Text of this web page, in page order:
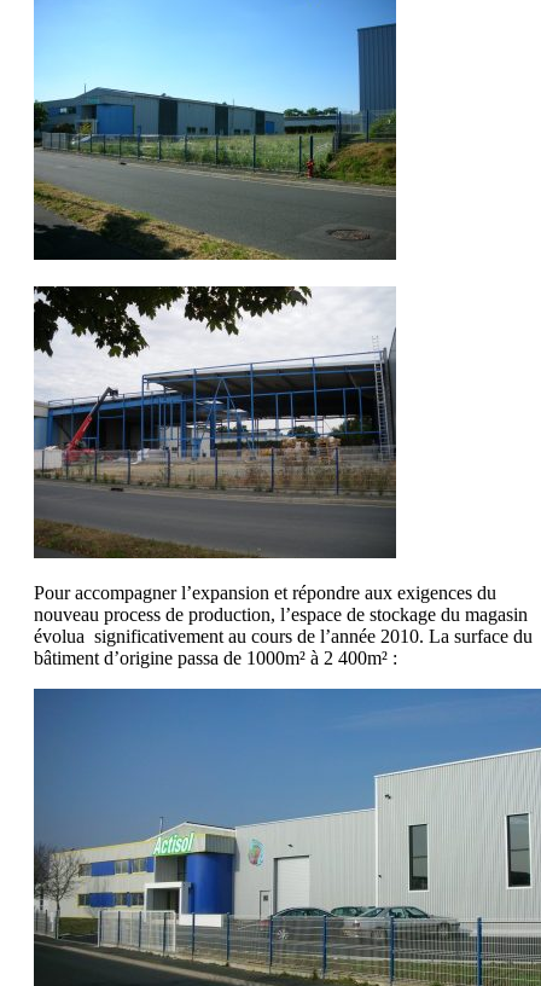
Pour accompagner l’expansion et répondre aux exigences du
nouveau process de production, l’espace de stockage du magasin
évolua significativement au cours de l’année 2010. La surface du
bâtiment d’origine passa de 1000m² à 2 400m² :